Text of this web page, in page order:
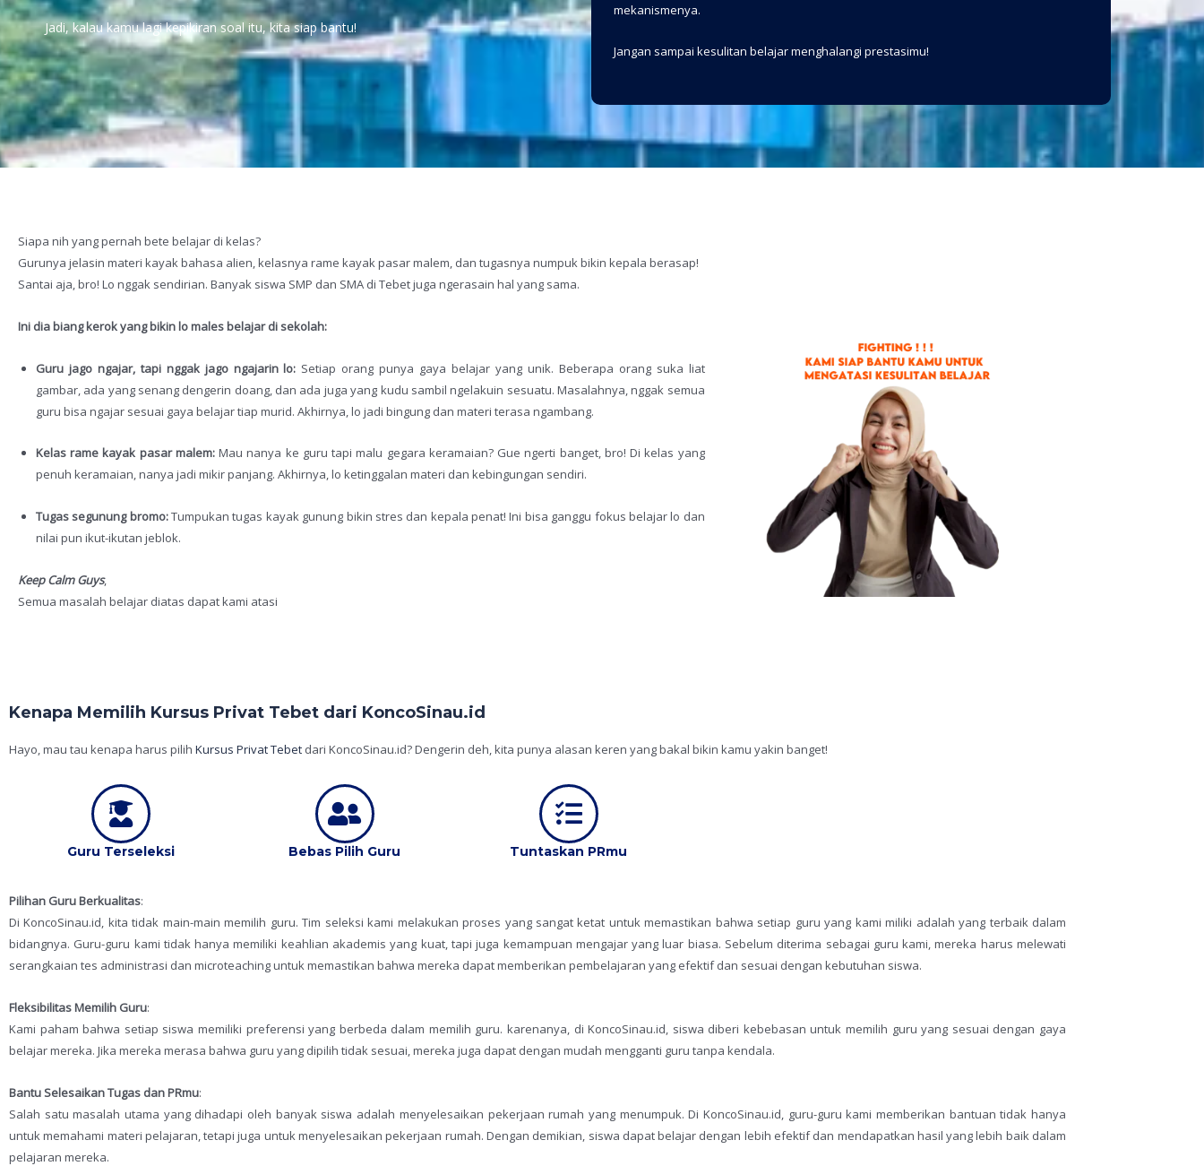
Jadi, kalau kamu lagi kepikiran soal itu, kita siap bantu!
mekanismenya.
Jangan sampai kesulitan belajar menghalangi prestasimu!
Siapa nih yang pernah bete belajar di kelas?
Gurunya jelasin materi kayak bahasa alien, kelasnya rame kayak pasar malem, dan tugasnya numpuk bikin kepala berasap!
Santai aja, bro! Lo nggak sendirian. Banyak siswa SMP dan SMA di Tebet juga ngerasain hal yang sama.
Ini dia biang kerok yang bikin lo males belajar di sekolah:
Guru jago ngajar, tapi nggak jago ngajarin lo: Setiap orang punya gaya belajar yang unik. Beberapa orang suka liat
gambar, ada yang senang dengerin doang, dan ada juga yang kudu sambil ngelakuin sesuatu. Masalahnya, nggak semua
guru bisa ngajar sesuai gaya belajar tiap murid. Akhirnya, lo jadi bingung dan materi terasa ngambang.
Kelas rame kayak pasar malem:Mau nanya ke guru tapi malu gegara keramaian? Gue ngerti banget, bro! Di kelas yang
penuh keramaian, nanya jadi mikir panjang. Akhirnya, lo ketinggalan materi dan kebingungan sendiri.
Tugas segunung bromo:Tumpukan tugas kayak gunung bikin stres dan kepala penat! Ini bisa ganggu fokus belajar lo dan
nilai pun ikut-ikutan jeblok.
Keep Calm Guys,
Semua masalah belajar diatas dapat kami atasi
Kenapa Memilih Kursus Privat Tebet dari KoncoSinau.id
Hayo, mau tau kenapa harus pilih Kursus Privat Tebet dari KoncoSinau.id? Dengerin deh, kita punya alasan keren yang bakal bikin kamu yakin banget!
Guru Terseleksi Bebas Pilih Guru Tuntaskan PRmu
Pilihan Guru Berkualitas:
Di KoncoSinau.id, kita tidak main-main memilih guru. Tim seleksi kami melakukan proses yang sangat ketat untuk memastikan bahwa setiap guru yang kami miliki adalah yang terbaik dalam
bidangnya. Guru-guru kami tidak hanya memiliki keahlian akademis yang kuat, tapi juga kemampuan mengajar yang luar biasa. Sebelum diterima sebagai guru kami, mereka harus melewati
serangkaian tes administrasi dan microteaching untuk memastikan bahwa mereka dapat memberikan pembelajaran yang efektif dan sesuai dengan kebutuhan siswa.
Fleksibilitas Memilih Guru:
Kami paham bahwa setiap siswa memiliki preferensi yang berbeda dalam memilih guru. karenanya, di KoncoSinau.id, siswa diberi kebebasan untuk memilih guru yang sesuai dengan gaya
belajar mereka. Jika mereka merasa bahwa guru yang dipilih tidak sesuai, mereka juga dapat dengan mudah mengganti guru tanpa kendala.
Bantu Selesaikan Tugas dan PRmu:
Salah satu masalah utama yang dihadapi oleh banyak siswa adalah menyelesaikan pekerjaan rumah yang menumpuk. Di KoncoSinau.id, guru-guru kami memberikan bantuan tidak hanya
untuk memahami materi pelajaran, tetapi juga untuk menyelesaikan pekerjaan rumah. Dengan demikian, siswa dapat belajar dengan lebih efektif dan mendapatkan hasil yang lebih baik dalam
pelajaran mereka.